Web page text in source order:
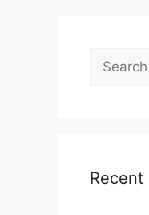
Search
for:
Recent